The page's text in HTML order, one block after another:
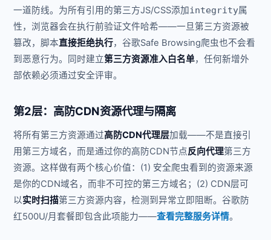
一道防线。为所有引用的第三方JS/CSS添加integrity属
性，浏览器会在执行前验证文件哈希——一旦第三方资源被
篡改，脚本直接拒绝执行，谷歌Safe Browsing爬虫也不会看
到恶意行为。同时建立第三方资源准入白名单，任何新增外
部依赖必须通过安全评审。
第2层：高防CDN资源代理与隔离
将所有第三方资源通过高防CDN代理层加载——不是直接引
用第三方域名，而是通过你的高防CDN节点反向代理第三方
资源。这样做有两个核心价值：(1) 安全爬虫看到的资源来源
是你的CDN域名，而非不可控的第三方域名；(2) CDN层可
以实时扫描第三方资源内容，检测到异常立即阻断。谷歌防
红500U/月套餐即包含此项能力——查看完整服务详情。